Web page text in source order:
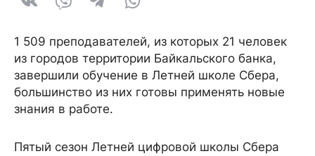
1 509 преподавателей, из которых 21 человек
из городов территории Байкальского банка,
завершили обучение в Летней школе Сбера,
большинство из них готовы применять новые
знания в работе.
Пятый сезон Летней цифровой школы Сбера